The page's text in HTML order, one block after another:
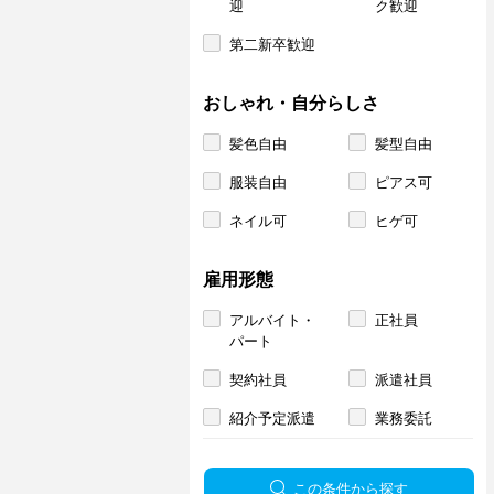
迎 ク歓迎
第二新卒歓迎
おしゃれ・自分らしさ
髪色自由 髪型自由
服装自由 ピアス可
ネイル可 ヒゲ可
雇用形態
アルバイト・
パート
正社員
契約社員 派遣社員
紹介予定派遣 業務委託
この条件から探す